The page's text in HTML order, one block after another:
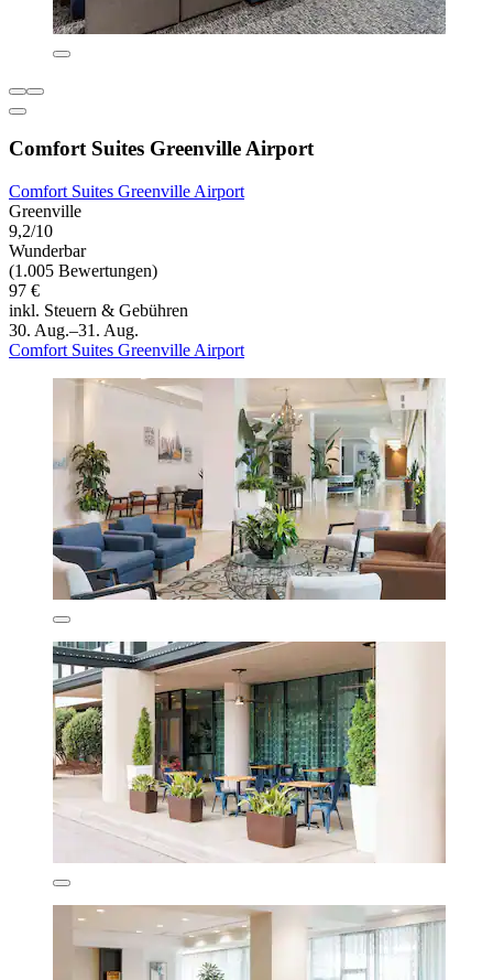
Comfort Suites Greenville Airport
Comfort Suites Greenville Airport
Greenville
9,2/10
Wunderbar
(1.005 Bewertungen)
97 €
inkl. Steuern & Gebühren
30. Aug.–31. Aug.
Comfort Suites Greenville Airport